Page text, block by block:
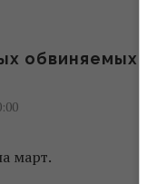
обвиняемых по
март.